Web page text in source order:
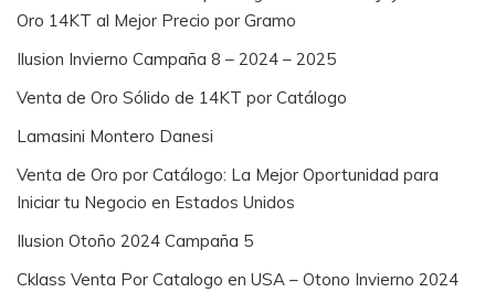
Oro 14KT al Mejor Precio por Gramo
Ilusion Invierno Campaña 8 – 2024 – 2025
Venta de Oro Sólido de 14KT por Catálogo
Lamasini Montero Danesi
Venta de Oro por Catálogo: La Mejor Oportunidad para
Iniciar tu Negocio en Estados Unidos
Ilusion Otoño 2024 Campaña 5
Cklass Venta Por Catalogo en USA – Otono Invierno 2024